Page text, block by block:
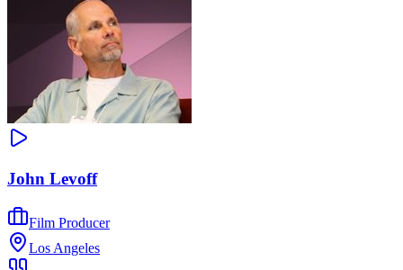
John Levoff
Film Producer
Los Angeles